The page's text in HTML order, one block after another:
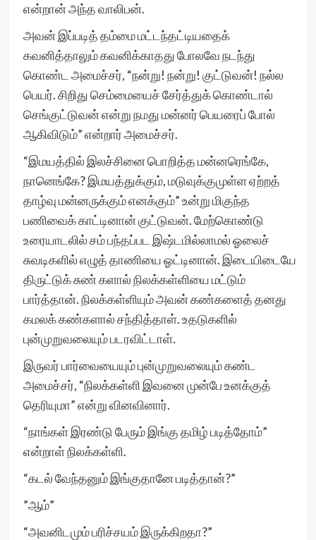
என்றான் அந்த வாலிபன்.
அவன் இப்படித் தம்மை மட்டந்தட்டியதைக்
கவனித்தாலும் கவனிக்காதது போலவே நடந்து
கொண்ட அமைச்சர், “நன்று! நன்று! குட்டுவன்! நல்ல
பெயர். சிறிது செம்மையைச் சேர்த்துக் கொண்டால்
செங்குட்டுவன் என்று நமது மன்னர் பெயரைப் போல்
ஆகிவிடும்” என்றார் அமைச்சர்.
“இமயத்தில் இலச்சினை பொறித்த மன்னரெங்கே,
நானெங்கே? இமயத்துக்கும், மடுவுக்குமுள்ள ஏற்றத்
தாழ்வு மன்னருக்கும் எனக்கும்” உன்று மிகுந்த
பணிவைக் காட்டினான் குட்டுவன். மேற்கொண்டு
உரையாடலில் சம் பந்தப்பட இஷ்டமில்லாமல் ஓலைச்
சுவடிகளில் எழுத் தாணியை ஓட்டினான். இடையிடையே
திருட்டுக் சுண் களால் நிலக்கள்ளியை மட்டும்
பார்த்தான். நிலக்கள்ளியும் அவன் கண்களைத் தனது
கமலக் கண்களால் சந்தித்தாள். உதடுகளில்
புன்முறுவலையும் படரவிட்டாள்.
இருவர் பார்வையையும் புன்முறுவலையும் கண்ட
அமைச்சர், “நிலக்கள்ளி இவனை முன்பே உனக்குத்
தெரியுமா” என்று வினவினார்.
“நாங்கள் இரண்டு பேரும் இங்கு தமிழ் படித்தோம்”
என்றாள் நிலக்கள்ளி.
“கடல் வேந்தனும் இங்குதானே படித்தான்?”
”ஆம்”
“அவனிடமும் பரிச்சயம் இருக்கிறதா?”